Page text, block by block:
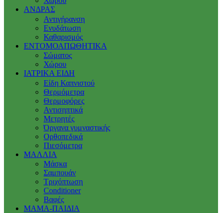
ΑΝΔΡΑΣ
Αντιγήρανση
Ενυδάτωση
Καθαρισμός
ΕΝΤΟΜΟΑΠΩΘΗΤΙΚΑ
Σώματος
Χώρου
ΙΑΤΡΙΚΑ ΕΙΔΗ
Είδη Καπνιστού
Θερμόμετρα
Θερμοφόρες
Αντισηπτικά
Μετρητές
Όργανα γυμναστικής
Ορθοπεδικά
Πιεσόμετρα
ΜΑΛΛΙΑ
Μάσκα
Σαμπουάν
Τριχόπτωση
Conditioner
Βαφές
ΜΑΜΑ-ΠΑΙΔΙΑ